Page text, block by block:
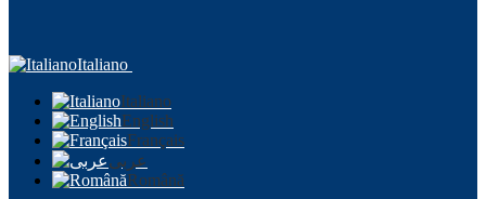
Italiano
Italiano
English
Français
عربى
Română